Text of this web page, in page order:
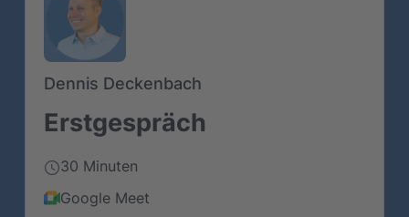
Dennis Deckenbach
Erstgespräch
30 Minuten
Google Meet